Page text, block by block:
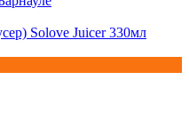
Solove Juicer 330мл